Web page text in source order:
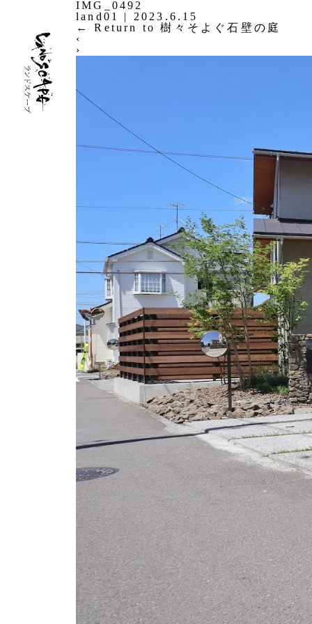
IMG_0492
land01
| 2023.6.15
←
Return to 樹々そよぐ石壁の庭
‹
›